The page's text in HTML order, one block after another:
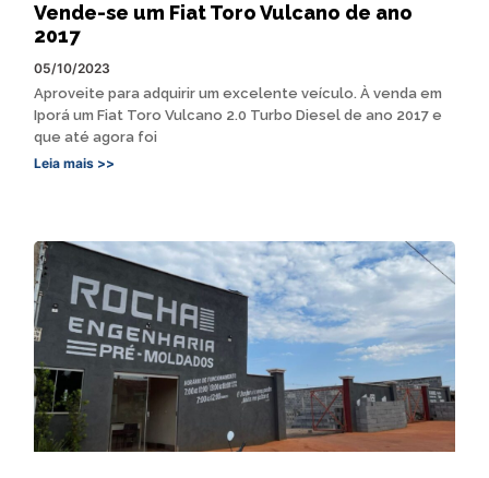
Vende-se um Fiat Toro Vulcano de ano
2017
05/10/2023
Aproveite para adquirir um excelente veículo. À venda em
Iporá um Fiat Toro Vulcano 2.0 Turbo Diesel de ano 2017 e
que até agora foi
Leia mais >>